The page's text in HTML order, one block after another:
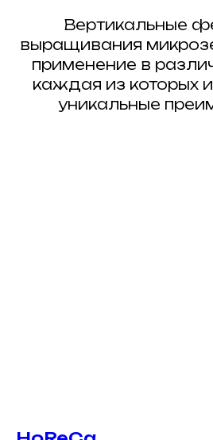
Вертикальные
выращивания
применение в
каждая из которых
уникальные